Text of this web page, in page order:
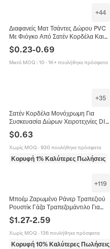
+44
Διαφανείς Ματ Τσάντες Δώρου PVC
Με Φιόγκο Από Σατέν Κορδέλα Και
Γενεθλίων Με Ετικέτες
$0.23-0.69
Μικτό MOQ : 10 · 1K+ πουλήθηκε πρόσφατα
+35
Σατέν Κορδέλα Μονόχρωμη Για
Συσκευασία Δώρων Χειροτεχνίες DIY
Διακόσμηση Γάμου Πάρτι
Συσκευασία Λουλουδιών
Πολυεστέρας Λείο
$0.63
Χωρίς MOQ · 930 πουλήθηκε πρόσφατα
Κορυφή 1% Καλύτερες Πωλήσεις
+119
Μποέμ Ζαρωμένο Ράνερ Τραπεζιού
Ρουστίκ Γάζα Τραπεζομάντιλο Για
Διακόσμηση Τραπεζαρίας
$1.27-2.59
Χωρίς MOQ · 136 πουλήθηκε πρόσφατα
Κορυφή 10% Καλύτερες Πωλήσεις